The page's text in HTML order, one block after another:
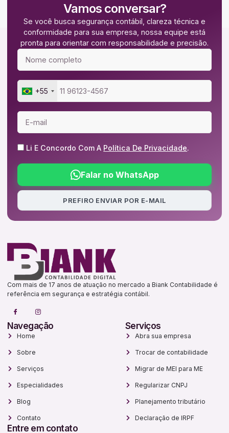
Vamos conversar?
Se você busca segurança contábil, clareza técnica e
conformidade para sua empresa, nossa equipe está
pronta para orientar com responsabilidade e precisão.
+55
Li E Concordo Com A Política De Privacidade.
Falar no WhatsApp
PREFIRO ENVIAR POR E-MAIL
Com mais de 17 anos de atuação no mercado a Biank Contabilidade é
referência em segurança e estratégia contábil.
Navegação
Home
Sobre
Serviços
Especialidades
Blog
Contato
Serviços
Abra sua empresa
Trocar de contabilidade
Migrar de MEI para ME
Regularizar CNPJ
Planejamento tributário
Declaração de IRPF
Entre em contato